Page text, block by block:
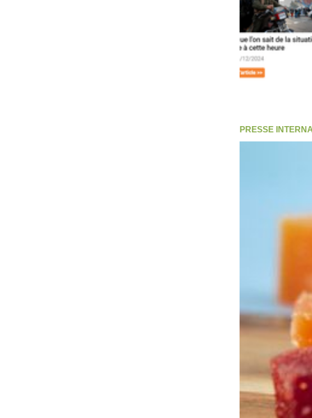
PRESSE